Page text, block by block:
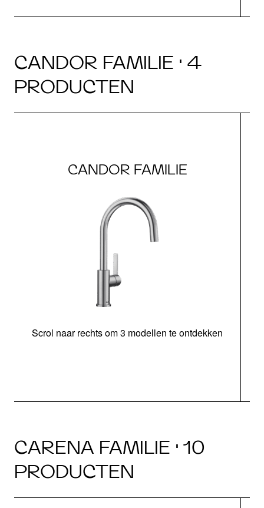
CANDOR FAMILIE · 4
PRODUCTEN
CANDOR FAMILIE
Scrol naar rechts om 3 modellen te ontdekken
CARENA FAMILIE · 10
PRODUCTEN